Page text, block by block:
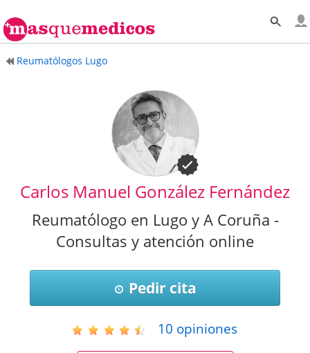
Reumatólogos Lugo
Carlos Manuel González Fernández
Reumatólogo en Lugo y A Coruña -
Consultas y atención online
Pedir cita
10 opiniones